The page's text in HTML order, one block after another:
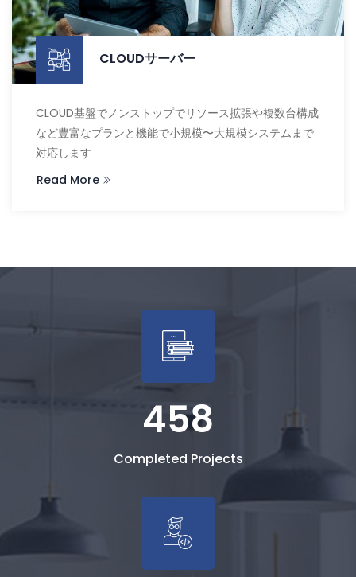
CLOUDサーバー
CLOUD基盤でノンストップでリソース拡張や複数台構成
など豊富なプランと機能で小規模〜大規模システムまで
対応します
Read More
458
Completed Projects